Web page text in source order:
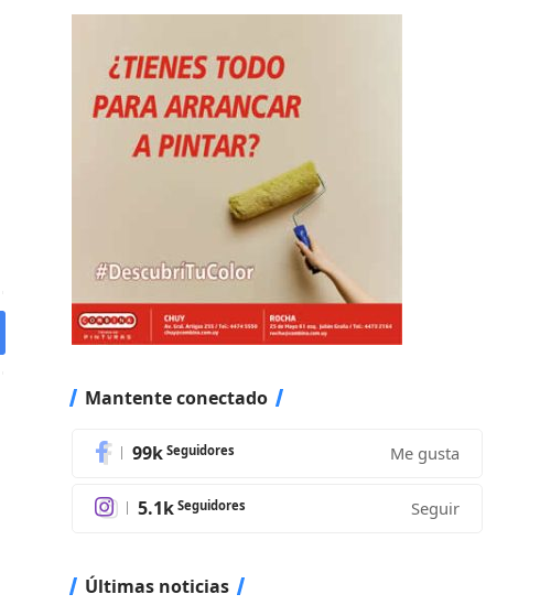
Mantente conectado
99k Seguidores Me gusta
5.1k Seguidores Seguir
Últimas noticias